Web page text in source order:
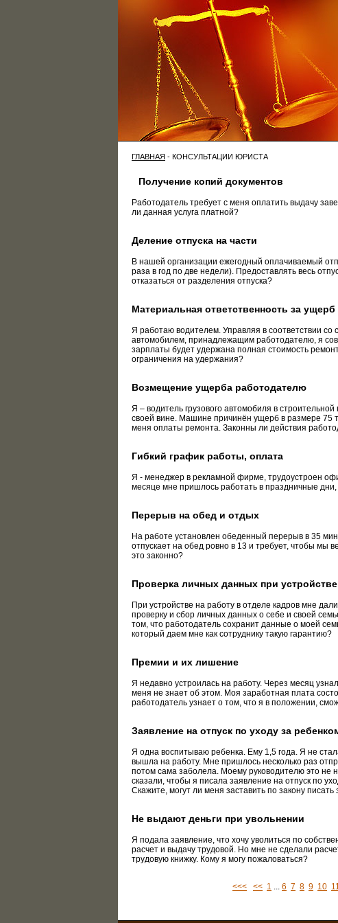
ГЛАВНАЯ - КОНСУЛЬТАЦИИ ЮРИСТА
Получение копий документов
Работодатель требует с меня оплатить выдачу
ли данная услуга платной?
Деление отпуска на части
В нашей организации ежегодный оплачиваемый
раза в год по две недели). Предоставлять весь
отказаться от разделения отпуска?
Материальная ответственность за ущерб
Я работаю водителем. Управляя в соответствии
автомобилем, принадлежащим работодателю, я
зарплаты будет удержана полная стоимость
ограничения на удержания?
Возмещение ущерба работодателю
Я – водитель грузового автомобиля в
своей вине. Машине причинён ущерб в размере 75
меня оплаты ремонта. Законны ли действия
Гибкий график работы, оплата
Я - менеджер в рекламной фирме, трудоустроен
месяце мне пришлось работать в праздничные
Перерыв на обед и отдых
На работе установлен обеденный перерыв в 35
отпускает на обед ровно в 13 и требует, чтобы мы
это законно?
Проверка личных данных при
При устройстве на работу в отделе кадров мне
проверку и сбор личных данных о себе и своей
том, что работодатель сохранит данные о моей
который даем мне как сотруднику такую гарантию?
Премии и их лишение
Я недавно устроилась на работу. Через месяц
меня не знает об этом. Моя заработная плата
работодатель узнает о том, что я в положении,
Заявление на отпуск по уходу за
Я одна воспитываю ребенка. Ему 1,5 года. Я не
вышла на работу. Мне пришлось несколько раз
потом сама заболела. Моему руководителю это не
сказали, чтобы я писала заявление на отпуск по
Скажите, могут ли меня заставить по закону писать
Не выдают деньги при увольнении
Я подала заявление, что хочу уволиться по
расчет и выдачу трудовой. Но мне не сделали
трудовую книжку. Кому я могу пожаловаться?
<<<
<< 1 ... 6 7 8 9 10